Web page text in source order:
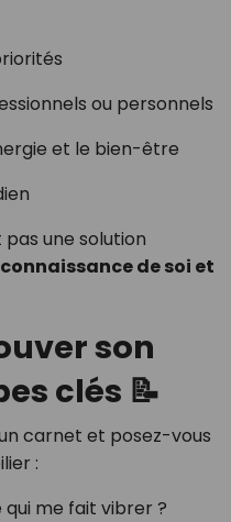
ou personnels
et le bien-être
pas une solution
de soi et
son
clés 📝
carnet et posez-vous
:
me fait vibrer ?